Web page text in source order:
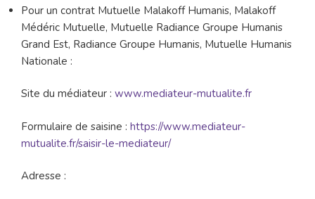
Pour un contrat Mutuelle Malakoff Humanis, Malakoff
Médéric Mutuelle, Mutuelle Radiance Groupe Humanis
Grand Est, Radiance Groupe Humanis, Mutuelle Humanis
Nationale :
Site du médiateur : www.mediateur-mutualite.fr
Formulaire de saisine : https://www.mediateur-
mutualite.fr/saisir-le-mediateur/
Adresse :